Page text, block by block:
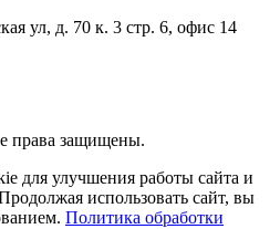
ул, д. 70 к. 3 стр. 6, офис 14
права защищены.
для улучшения работы сайта и
использовать сайт, вы
Политика обработки